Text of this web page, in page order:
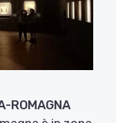
ROMAGNA